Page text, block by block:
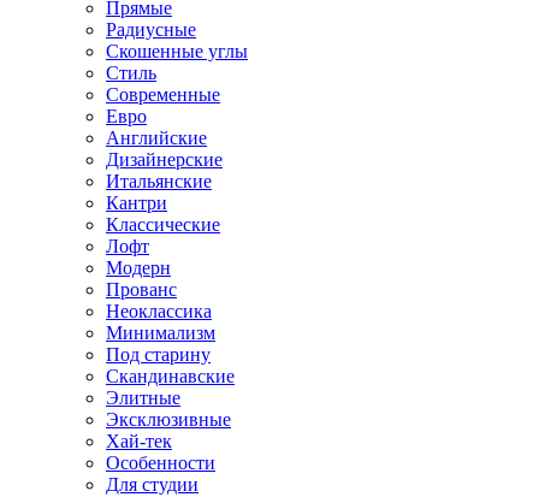
Прямые
Радиусные
Скошенные углы
Стиль
Современные
Евро
Английские
Дизайнерские
Итальянские
Кантри
Классические
Лофт
Модерн
Прованс
Неоклассика
Минимализм
Под старину
Скандинавские
Элитные
Эксклюзивные
Хай-тек
Особенности
Для студии